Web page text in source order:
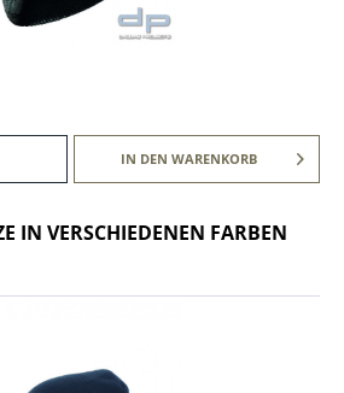
IN DEN WARENKORB
IN VERSCHIEDENEN FARBEN